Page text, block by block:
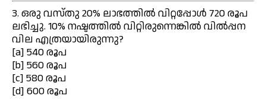
3. ഒരു വസ്തു 20% ലാഭത്തിൽ വിറ്റപ്പോൾ 720 രൂപ
ലഭിച്ചു. 10% നഷ്ടത്തിൽ വിറ്റിരുന്നെങ്കിൽ വിൽപ്പന
വില എത്രയായിരുന്നു?
[a] 540 രൂപ
[b] 560 രൂപ
[c] 580 രൂപ
[d] 600 രൂപ